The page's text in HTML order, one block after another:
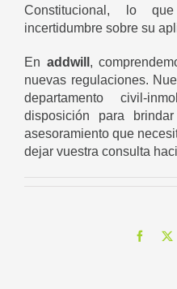
Constitucional, lo
incertidumbre sobre su
En addwill ,
nuevas regulaciones.
departamento civil-
disposición para
asesoramiento que
dejar vuestra consulta